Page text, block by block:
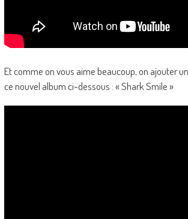
Et comme on vous aime beaucoup, on ajouter
ce nouvel album ci-dessous : « Shark Smile »